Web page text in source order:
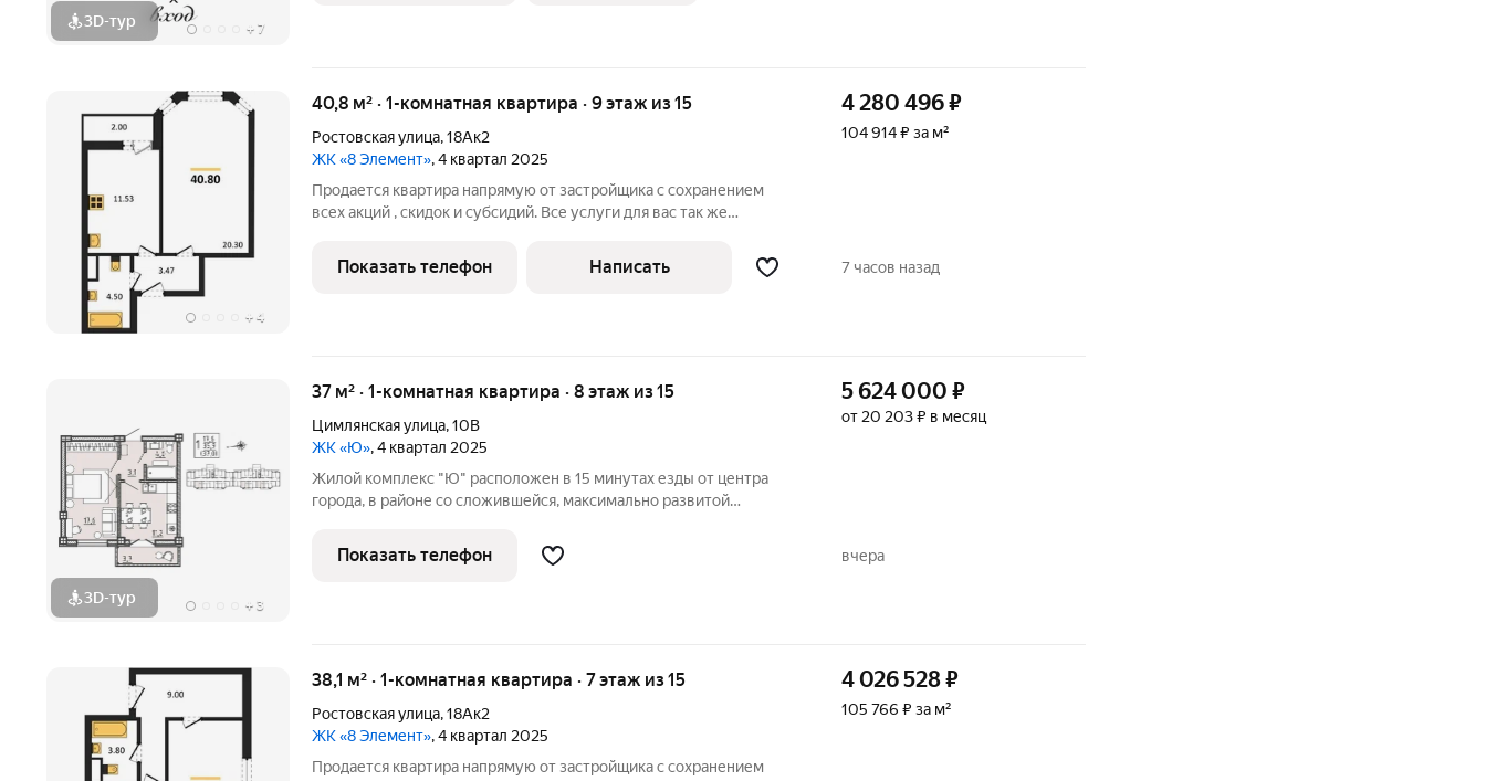
3D-тур + 7
+ 4
40,8 м² · 1-комнатная квартира · 9 этаж из 15
Ростовская улица,18Ак2
ЖК «8 Элемент», 4 квартал 2025
Продается квартира напрямую от застройщика с сохранением
всех акций , скидок и субсидий. Все услуги для вас так же
ТЕЛЕВИЗОР на кухню. Жилой комплекс возводится в
Левобережном районе г. Воронежа
4 280 496₽
104 914 ₽ за м²
Показать телефон Написать 7 часов назад
3D-тур + 3
37 м² · 1-комнатная квартира · 8 этаж из 15
Цимлянская улица,10В
ЖК «Ю», 4 квартал 2025
Жилой комплекс "Ю" расположен в 15 минутах езды от центра
города, в районе со сложившейся, максимально развитой
ЖК расположены общеобразовательные школы №15, №33, №14,
гимназия №7,
5 624 000 ₽
от 20 203 ₽ в месяц
Показать телефон вчера
38,1 м² · 1-комнатная квартира · 7 этаж из 15
Ростовская улица,18Ак2
ЖК «8 Элемент», 4 квартал 2025
Продается квартира напрямую от застройщика с сохранением
4 026 528₽
105 766 ₽ за м²